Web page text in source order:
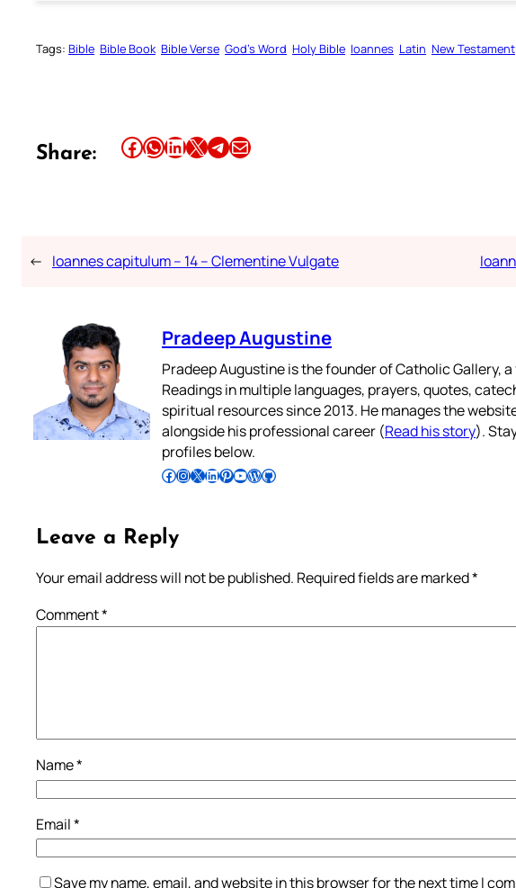
Tags: Bible Bible Book Bible Verse God’s Word Holy Bible Ioannes Latin New Testament
Share: Share this article on Facebook Share this article on WhatsApp Share this article on LinkedIn Share this article on X Share this article on TelegramEmail this Article
← Ioannes capitulum – 14 – Clementine Vulgate
Pradeep Augustine
Pradeep Augustine is the founder of Catholic Gallery,
Readings in multiple languages, prayers, quotes,
spiritual resources since 2013. He manages the
alongside his professional career (Read his story).
profiles below.
Follow Pradeep on Facebook Follow Pradeep on InstagramFollow Pradeep on X Follow Pradeep on LinkedIn Follow Pradeep on Pinterest Subscribe to Pradeep’s Youtube Channel Follow Pradeep on WordPress Follow Pradeep on GitHub
Leave a Reply
Your email address will not be published. Required fields are marked*
Comment*
Name*
Email*
Save my name, email, and website in this browser for the next time I